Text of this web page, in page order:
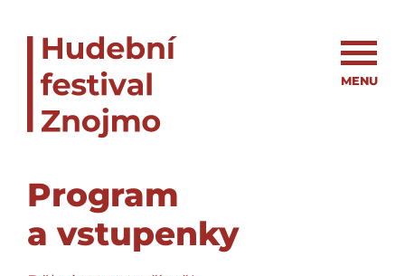
MENU
Program
a vstupenky